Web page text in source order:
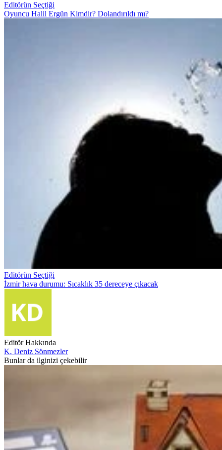
Editörün Seçtiği
Oyuncu Halil Ergün Kimdir? Dolandırıldı mı?
Editörün Seçtiği
İzmir hava durumu: Sıcaklık 35 dereceye çıkacak
Editör Hakkında
K. Deniz Sönmezler
Bunlar da ilginizi çekebilir